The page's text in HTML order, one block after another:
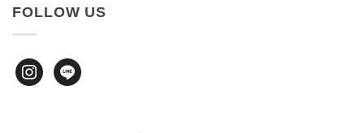
FOLLOW US
instagram
line